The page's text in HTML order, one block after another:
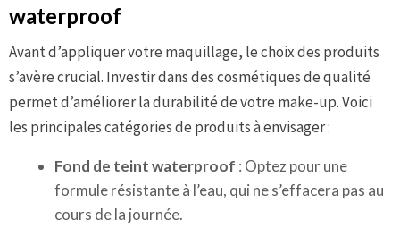
waterproof
Avant d’appliquer votre maquillage, le choix des produits
s’avère crucial. Investir dans des cosmétiques de qualité
permet d’améliorer la durabilité de votre make-up. Voici
les principales catégories de produits à envisager :
Fond de teint waterproof : Optez pour une
formule résistante à l’eau, qui ne s’effacera pas au
cours de la journée.